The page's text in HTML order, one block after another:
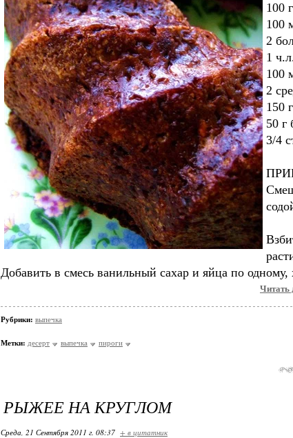
100
100
2
1
100
2
150
50 г
3/4
Добавить в смесь ванильный сахар и яйца по
Читать
Рубрики: выпечка
Метки: десерт выпечка пироги
РЫЖЕЕ НА КРУГЛОМ
Среда, 21 Сентября 2011 г. 08:37 + в цитатник